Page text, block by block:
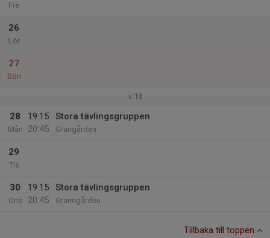
Fre
26
Lör
27
Sön
v.18
28
Mån
19:15
20:45
Stora tävlingsgruppen
Grangården
29
Tis
30
Ons
19:15
20:45
Stora tävlingsgruppen
Granngården
Tillbaka till toppen